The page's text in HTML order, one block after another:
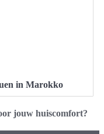
in Marokko
jouw huiscomfort?